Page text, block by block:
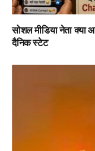
सोशल मीडिया नेता क्या
दैनिक स्टेट